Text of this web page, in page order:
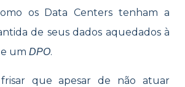
os Data Centers tenham a
de seus dados aquedados à
um DPO.
que apesar de não atuar